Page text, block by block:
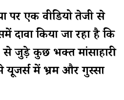
पर एक वीडियो तेजी से
दावा किया जा रहा है कि
जुड़े कुछ भक्त मांसाहारी
में भ्रम और गुस्सा